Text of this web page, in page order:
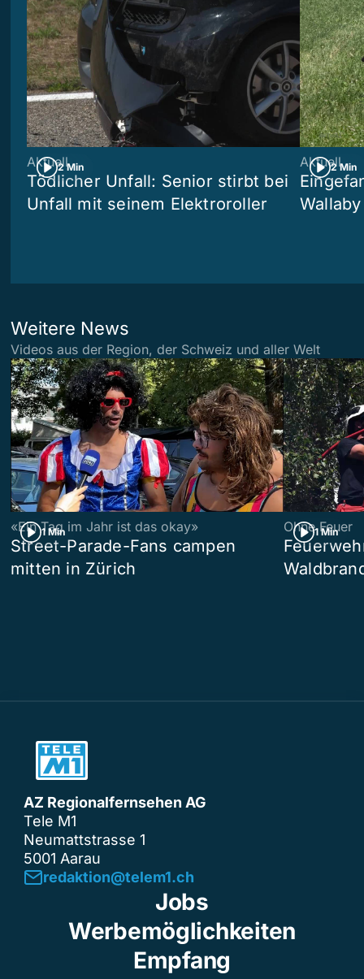
2 Min
Aktuell
Tödlicher Unfall: Senior stirbt bei
Unfall mit seinem Elektroroller
2 Min
Aktuell
Weitere News
Videos aus der Region, der Schweiz und aller Welt
1 Min
«Ein Tag im Jahr ist das okay»
Street-Parade-Fans campen
mitten in Zürich
1 Min
Ohne Feuer
AZ Regionalfernsehen AG
Tele M1
Neumattstrasse 1
5001 Aarau
redaktion@telem1.ch
Jobs
Werbemöglichkeiten
Empfang